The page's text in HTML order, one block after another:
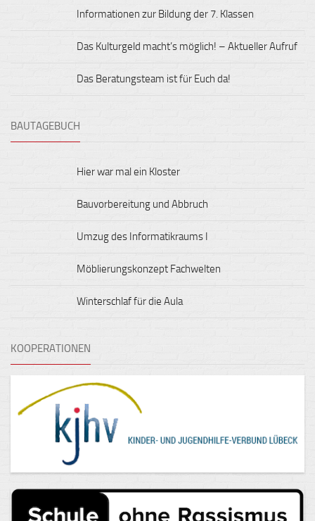
Informationen zur Bildung der 7. Klassen
Das Kulturgeld macht’s möglich! – Aktueller Aufruf
Das Beratungsteam ist für Euch da!
BAUTAGEBUCH
Hier war mal ein Kloster
Bauvorbereitung und Abbruch
Umzug des Informatikraums I
Möblierungskonzept Fachwelten
Winterschlaf für die Aula
KOOPERATIONEN